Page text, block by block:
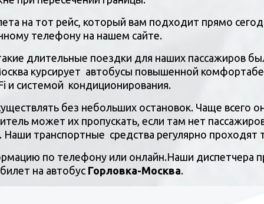
телефону на нашем сайте.
длительные поездки для наших пассажиров
курсирует  автобусы повышенной
системой  кондиционирования.
без небольших остановок. Чаще всего
может их пропускать, если там нет
транспортные  средства регулярно проходят
по телефону или онлайн.Наши диспетчера
на автобус Горловка-Москва.